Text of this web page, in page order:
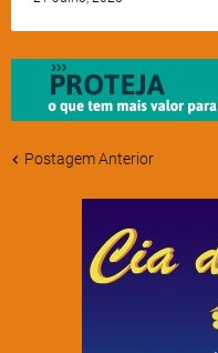
Postagem Anterior